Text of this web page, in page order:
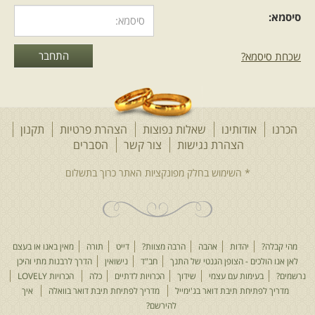
סיסמא:
שכחת סיסמא?
הכרנו אודותינו שאלות נפוצות הצהרת פרטיות
תקנון
הצהרת נגישות
צור קשר הסברים
מהי קבלה? יהדות אהבה הרבה מצוות? דייט תורה
מאין באנו או בעצם
לאן אנו הולכים - הצופן הגנטי של התנך
חב"ד נישואין
הדרך לרבנות מתי והיכן
נרשמים?
בעימות עם עצמי שידוך הכרויות לדתיים כלה
הכרויות LOVELY
מדריך לפתיחת תיבת דואר בג'ימייל
מדריך לפתיחת תיבת דואר בוואלה
איך
להירשם?